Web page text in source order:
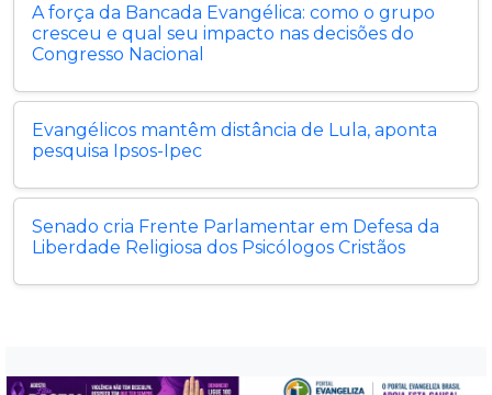
A força da Bancada Evangélica: como o grupo
cresceu e qual seu impacto nas decisões do
Congresso Nacional
Evangélicos mantêm distância de Lula, aponta
pesquisa Ipsos-Ipec
Senado cria Frente Parlamentar em Defesa da
Liberdade Religiosa dos Psicólogos Cristãos